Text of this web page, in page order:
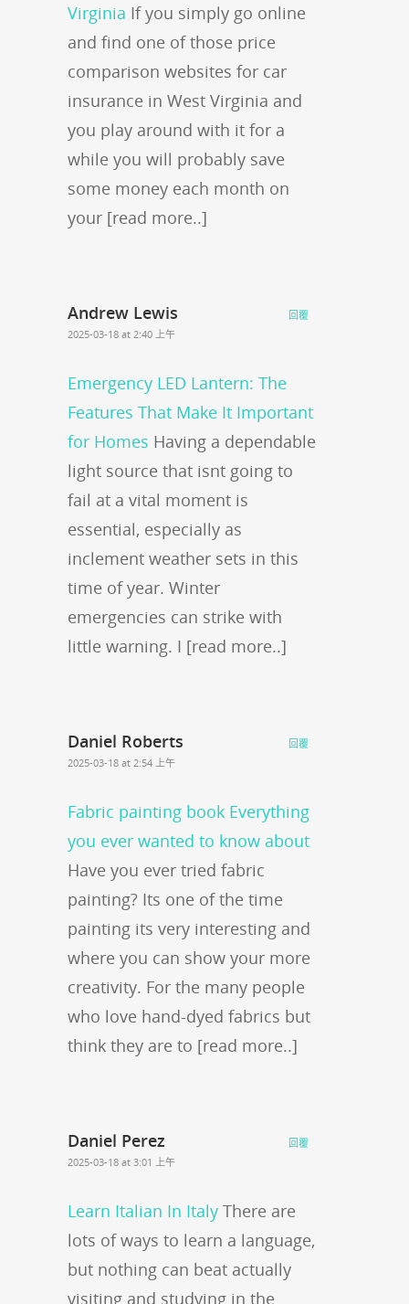
Virginia If you simply go online
and find one of those price
comparison websites for car
insurance in West Virginia and
you play around with it for a
while you will probably save
some money each month on
your [read more..]
Andrew Lewis
2025-03-18 at 2:40 上午
Emergency LED Lantern: The
Features That Make It Important
for Homes Having a dependable
light source that isnt going to
fail at a vital moment is
essential, especially as
inclement weather sets in this
time of year. Winter
emergencies can strike with
little warning. I [read more..]
回覆
Daniel Roberts
2025-03-18 at 2:54 上午
Fabric painting book Everything
you ever wanted to know about
Have you ever tried fabric
painting? Its one of the time
painting its very interesting and
where you can show your more
creativity. For the many people
who love hand-dyed fabrics but
think they are to [read more..]
回覆
Daniel Perez
2025-03-18 at 3:01 上午
Learn Italian In Italy There are
lots of ways to learn a language,
but nothing can beat actually
visiting and studying in the
回覆